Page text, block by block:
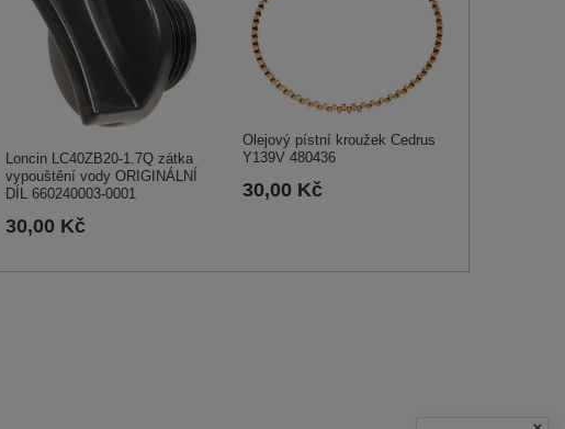
Loncin LC40ZB20-1.7Q zátka
vypouštění vody ORIGINÁLNÍ
DÍL 660240003-0001
30,00 Kč
Olejový pístní kroužek Cedrus
Y139V 480436
30,00 Kč